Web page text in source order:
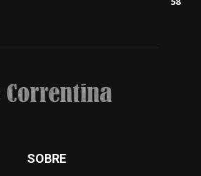
SOBRE